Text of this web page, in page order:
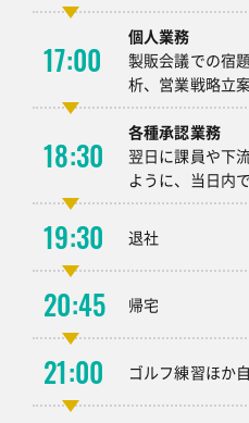
17:00
個人業務
製販会議での宿
析、営業戦略立
18:30
各種承認業務
翌日に課員や下
ように、当日内
19:30 退社
20:45 帰宅
21:00 ゴルフ練習ほか